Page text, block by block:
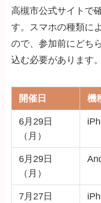
高槻市公式サイトで
す。スマホの種類に
ので、参加前にどち
込む必要があります。
開催日 機
6月29日
（月）
6月29日
（月）
7月27日